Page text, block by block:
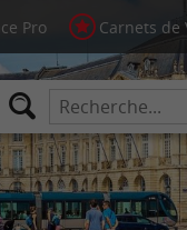
Pro Carnets de